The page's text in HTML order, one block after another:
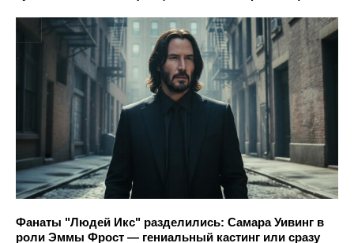
Фанаты "Людей Икс" разделились: Самара Уивинг в
роли Эммы Фрост — гениальный кастинг или сразу